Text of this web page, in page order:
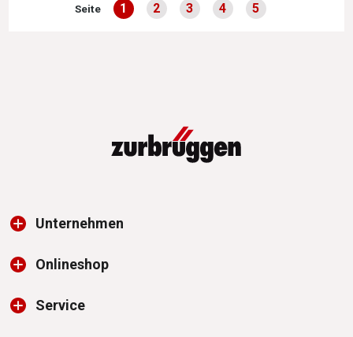
Seite
Seite
1
Seite
2
Seite
3
Seite
4
Seite
5
Unternehmen
Onlineshop
Service